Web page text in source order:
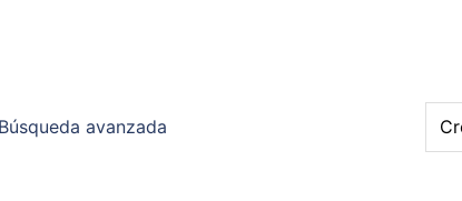
Búsqueda avanzada